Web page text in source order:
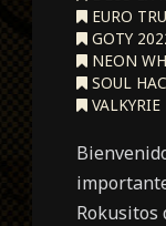
EURO
GOTY
NEON
SOUL
Rokusitos